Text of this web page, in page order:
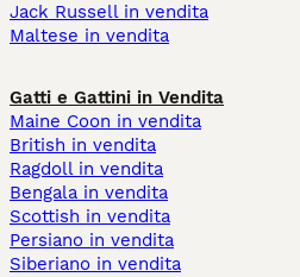
Jack Russell in vendita
Maltese in vendita
Gatti e Gattini in Vendita
Maine Coon in vendita
British in vendita
Ragdoll in vendita
Bengala in vendita
Scottish in vendita
Persiano in vendita
Siberiano in vendita